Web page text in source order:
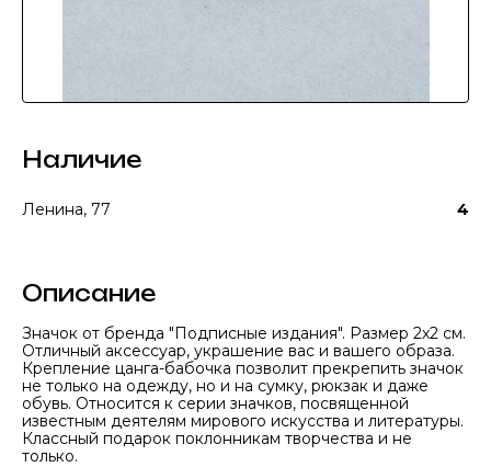
Наличие
Ленина, 77 4
Описание
Значок от бренда "Подписные издания". Размер 2x2 см.
Отличный аксессуар, украшение вас и вашего образа.
Крепление цанга-бабочка позволит прекрепить значок
не только на одежду, но и на сумку, рюкзак и даже
обувь. Относится к серии значков, посвященной
известным деятелям мирового искусства и литературы.
Классный подарок поклонникам творчества и не
только.